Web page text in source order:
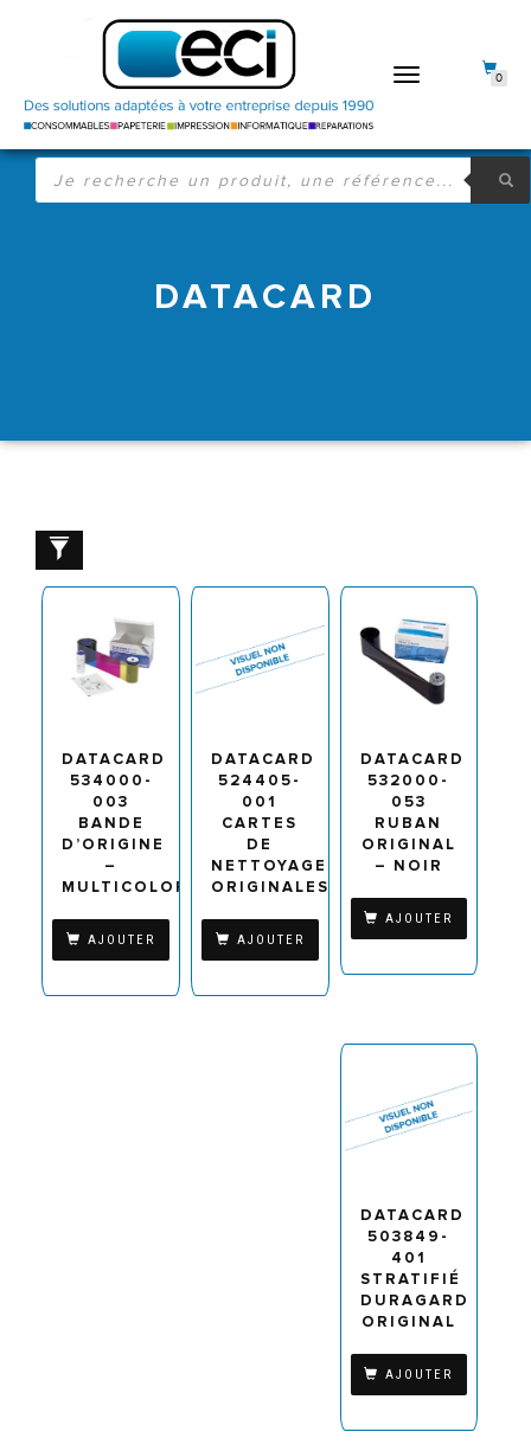
DÉPLIER
RECHERCHE
PRODUITS
0
DATACARD
DATACARD
534000-
003
BANDE
D’ORIGINE
–
MULTICOLORE
AJOUTER
DATACARD
524405-
001
CARTES
DE
NETTOYAGE
ORIGINALES
AJOUTER
DATACARD
532000-
053
RUBAN
ORIGINAL
– NOIR
AJOUTER
DATACARD
503849-
401
STRATIFIÉ
DURAGARD
ORIGINAL
AJOUTER